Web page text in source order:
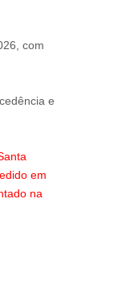
com
e
em
na